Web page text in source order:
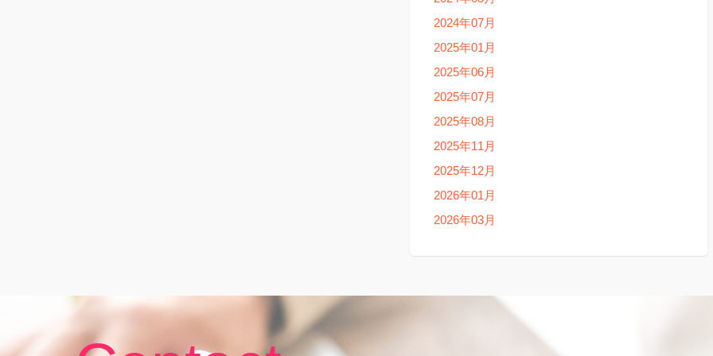
2024年07月
2025年01月
2025年06月
2025年07月
2025年08月
2025年11月
2025年12月
2026年01月
2026年03月